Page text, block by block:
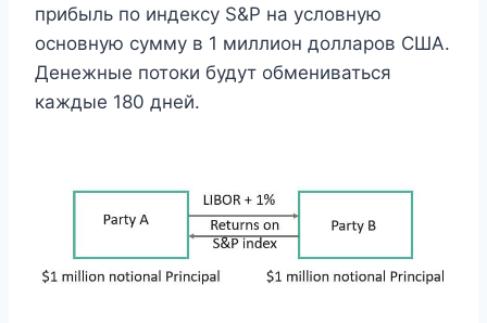
прибыль по индексу S&P на условную
основную сумму в 1 миллион долларов США.
Денежные потоки будут обмениваться
каждые 180 дней.